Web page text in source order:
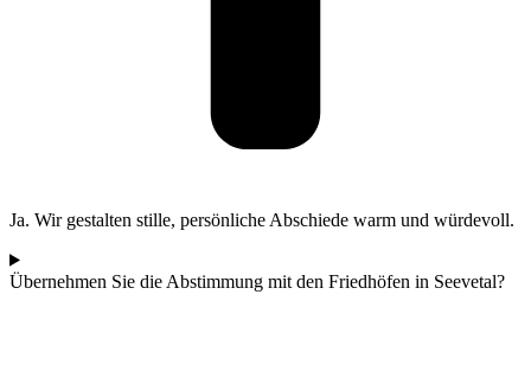
Ja. Wir gestalten stille, persönliche Abschiede warm und würdevoll.
Übernehmen Sie die Abstimmung mit den Friedhöfen in Seevetal?